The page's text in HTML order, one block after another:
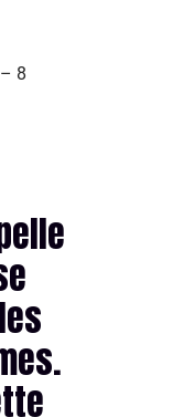
8